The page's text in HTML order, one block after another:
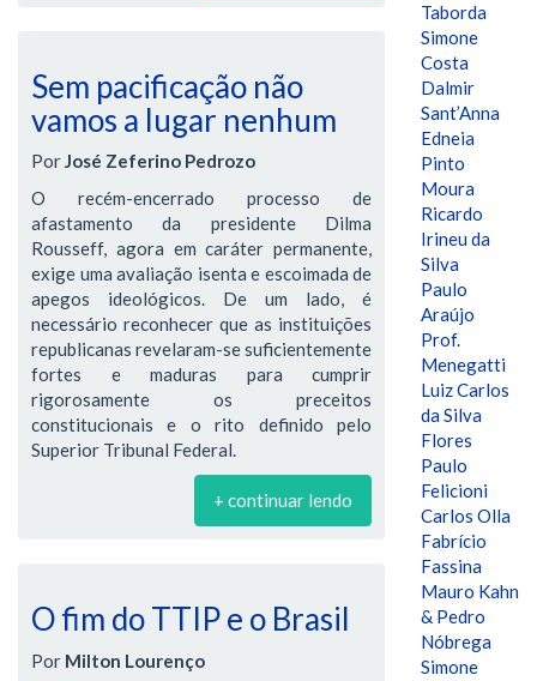
Sem pacificação não
vamos a lugar nenhum
PorJosé Zeferino Pedrozo
O recém-encerrado processo de
afastamento da presidente Dilma
Rousseff, agora em caráter permanente,
exige uma avaliação isenta e escoimada de
apegos ideológicos. De um lado, é
necessário reconhecer que as instituições
republicanas revelaram-se suficientemente
fortes e maduras para cumprir
rigorosamente os preceitos
constitucionais e o rito definido pelo
Superior Tribunal Federal.
+ continuar lendo
O fim do TTIP e o Brasil
Por Milton Lourenço
Taborda
Simone
Costa
Dalmir
Sant’Anna
Edneia
Pinto
Moura
Ricardo
Irineu da
Silva
Paulo
Araújo
Prof.
Menegatti
Luiz Carlos
da Silva
Flores
Paulo
Felicioni
Carlos Olla
Fabrício
Fassina
Mauro Kahn
& Pedro
Nóbrega
Simone